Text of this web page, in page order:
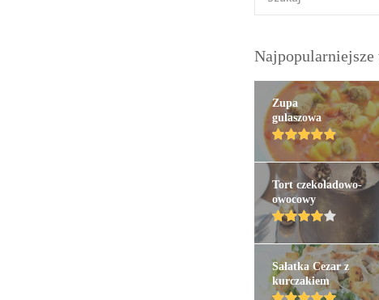
Najpopularniejsze
Zupa
gulaszowa
Tort czekoladowo-
owocowy
Sałatka Cezar z
kurczakiem